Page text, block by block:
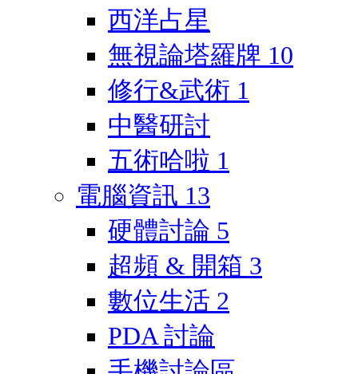
西洋占星
無視論塔羅牌 10
修行&武術 1
中醫研討
五術哈啦 1
電腦資訊 13
硬體討論 5
超頻 & 開箱 3
數位生活 2
PDA 討論